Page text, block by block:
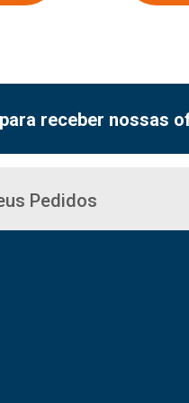
receber nossas
Pedidos